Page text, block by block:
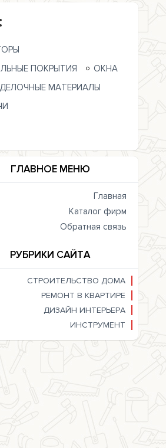
ПОКРЫТИЯ
ОКНА
МАТЕРИАЛЫ
ГЛАВНОЕ МЕНЮ
Главная
Каталог фирм
Обратная связь
РУБРИКИ САЙТА
СТРОИТЕЛЬСТВО ДОМА
РЕМОНТ В КВАРТИРЕ
ДИЗАЙН ИНТЕРЬЕРА
ИНСТРУМЕНТ